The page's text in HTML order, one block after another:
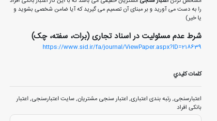
را به دست می آورید و بر مبنای آن تصمیم می گیرید که آیا ضامن شخصی بشوید و
یا خیر)
شرط عدم مسئوليت در اسناد تجاری (برات، سفته، چک)
https://www.sid.ir/fa/journal/ViewPaper.aspx?ID=218639
کلمات کليدي
اعتبارسنجی, رتبه بندی اعتباری, اعتبار سنجی مشتریان, سایت اعتبارسنجی, اعتبار
بانکی افراد